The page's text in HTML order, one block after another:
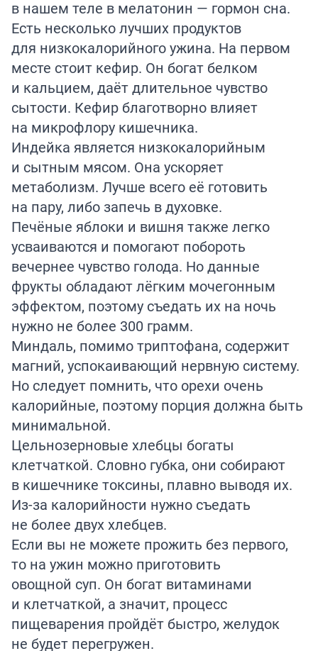
в нашем теле в мелатонин — гормон сна.
Есть несколько лучших продуктов
для низкокалорийного ужина. На первом
месте стоит кефир. Он богат белком
и кальцием, даёт длительное чувство
сытости. Кефир благотворно влияет
на микрофлору кишечника.
Индейка является низкокалорийным
и сытным мясом. Она ускоряет
метаболизм. Лучше всего её готовить
на пару, либо запечь в духовке.
Печёные яблоки и вишня также легко
усваиваются и помогают побороть
вечернее чувство голода. Но данные
фрукты обладают лёгким мочегонным
эффектом, поэтому съедать их на ночь
нужно не более 300 грамм.
Миндаль, помимо триптофана, содержит
магний, успокаивающий нервную систему.
Но следует помнить, что орехи очень
калорийные, поэтому порция должна быть
минимальной.
Цельнозерновые хлебцы богаты
клетчаткой. Словно губка, они собирают
в кишечнике токсины, плавно выводя их.
Из-за калорийности нужно съедать
не более двух хлебцев.
Если вы не можете прожить без первого,
то на ужин можно приготовить
овощной суп. Он богат витаминами
и клетчаткой, а значит, процесс
пищеварения пройдёт быстро, желудок
не будет перегружен.